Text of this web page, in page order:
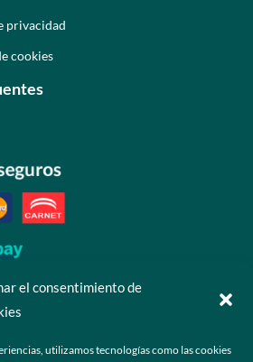
el consentimiento de
utilizamos tecnologías como las cookies
privacidad
cookies